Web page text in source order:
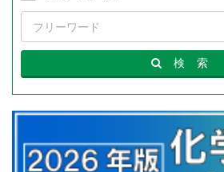
検 索